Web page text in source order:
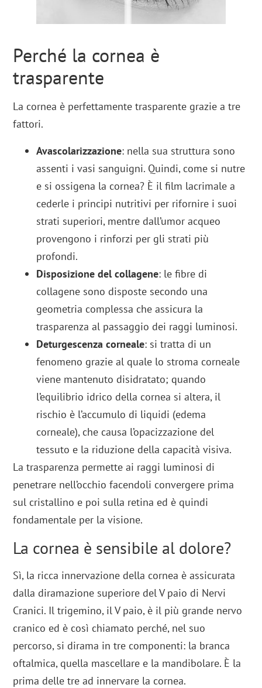
Perché la cornea è
trasparente
La cornea è perfettamente trasparente grazie a tre
fattori.
Avascolarizzazione: nella sua struttura sono
assenti i vasi sanguigni. Quindi, come si nutre
e si ossigena la cornea? È il film lacrimale a
cederle i principi nutritivi per rifornire i suoi
strati superiori, mentre dall’umor acqueo
provengono i rinforzi per gli strati più
profondi.
Disposizione del collagene: le fibre di
collagene sono disposte secondo una
geometria complessa che assicura la
trasparenza al passaggio dei raggi luminosi.
Deturgescenza corneale: si tratta di un
fenomeno grazie al quale lo stroma corneale
viene mantenuto disidratato; quando
l’equilibrio idrico della cornea si altera, il
rischio è l’accumulo di liquidi (edema
corneale), che causa l’opacizzazione del
tessuto e la riduzione della capacità visiva.
La trasparenza permette ai raggi luminosi di
penetrare nell’occhio facendoli convergere prima
sul cristallino e poi sulla retina ed è quindi
fondamentale per la visione.
La cornea è sensibile al dolore?
Sì, la ricca innervazione della cornea è assicurata
dalla diramazione superiore del V paio di Nervi
Cranici. Il trigemino, il V paio, è il più grande nervo
cranico ed è così chiamato perché, nel suo
percorso, si dirama in tre componenti: la branca
oftalmica, quella mascellare e la mandibolare. È la
prima delle tre ad innervare la cornea.